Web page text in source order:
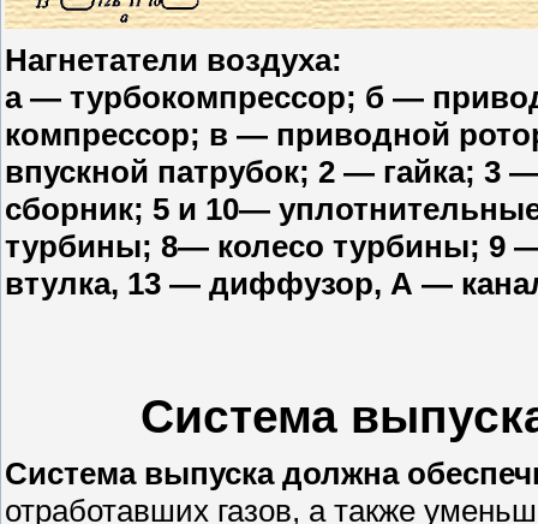
Нагнетатели воздуха:
а — турбокомпрессор; б —
компрессор; в — приводной
впускной патрубок; 2 — гайка; 3
сборник; 5 и 10—
турбины; 8— колесо турбины; 9
втулка, 13 — диффузор, А —
Система
Система выпуска должна
отработавших газов, а также